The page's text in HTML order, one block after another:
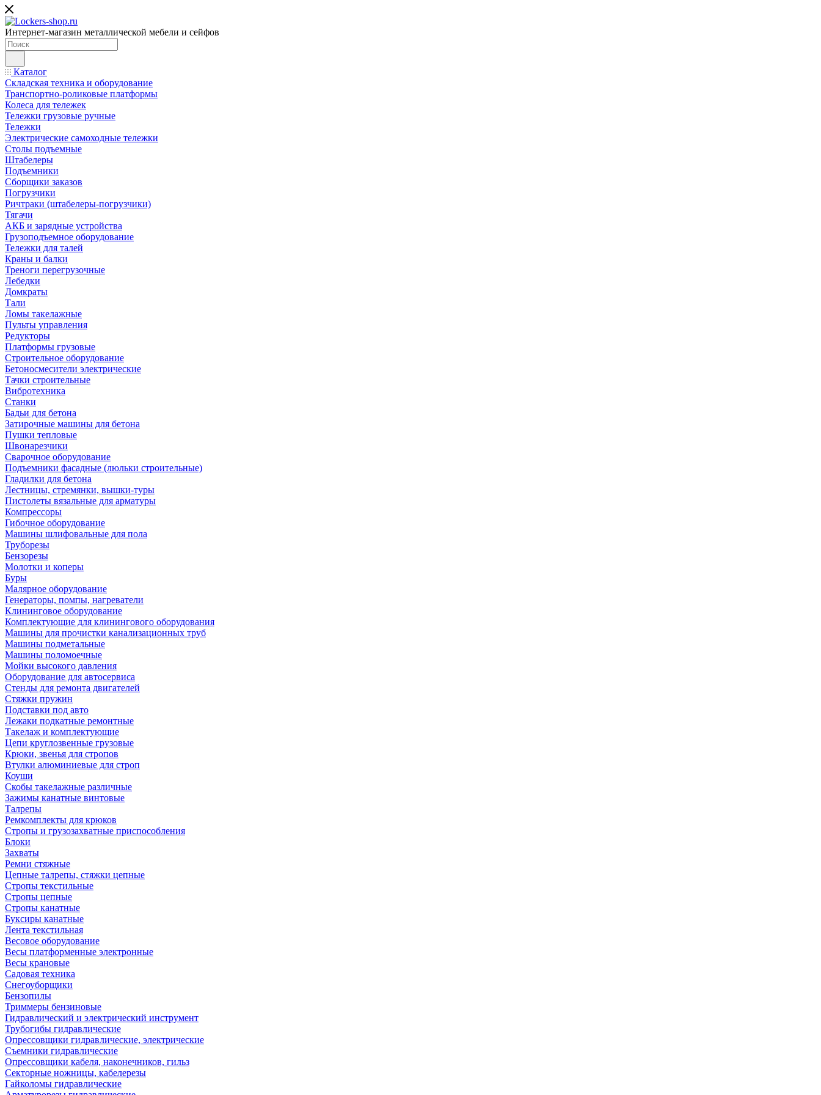
Интернет-магазин металлической мебели и сейфов
Каталог
Складская техника и оборудование
Транспортно-роликовые платформы
Колеса для тележек
Тележки грузовые ручные
Тележки
Электрические самоходные тележки
Столы подъемные
Штабелеры
Подъемники
Сборщики заказов
Погрузчики
Ричтраки (штабелеры-погрузчики)
Тягачи
АКБ и зарядные устройства
Грузоподъемное оборудование
Тележки для талей
Краны и балки
Треноги перегрузочные
Лебедки
Домкраты
Тали
Ломы такелажные
Пульты управления
Редукторы
Платформы грузовые
Строительное оборудование
Бетоносмесители электрические
Тачки строительные
Вибротехника
Станки
Бадьи для бетона
Затирочные машины для бетона
Пушки тепловые
Швонарезчики
Сварочное оборудование
Подъемники фасадные (люльки строительные)
Гладилки для бетона
Лестницы, стремянки, вышки-туры
Пистолеты вязальные для арматуры
Компрессоры
Гибочное оборудование
Машины шлифовальные для пола
Труборезы
Бензорезы
Молотки и коперы
Буры
Малярное оборудование
Генераторы, помпы, нагреватели
Клининговое оборудование
Комплектующие для клинингового оборудования
Машины для прочистки канализационных труб
Машины подметальные
Машины поломоечные
Мойки высокого давления
Оборудование для автосервиса
Стенды для ремонта двигателей
Стяжки пружин
Подставки под авто
Лежаки подкатные ремонтные
Такелаж и комплектующие
Цепи круглозвенные грузовые
Крюки, звенья для стропов
Втулки алюминиевые для строп
Коуши
Скобы такелажные различные
Зажимы канатные винтовые
Талрепы
Ремкомплекты для крюков
Стропы и грузозахватные приспособления
Блоки
Захваты
Ремни стяжные
Цепные талрепы, стяжки цепные
Стропы текстильные
Стропы цепные
Стропы канатные
Буксиры канатные
Лента текстильная
Весовое оборудование
Весы платформенные электронные
Весы крановые
Садовая техника
Снегоуборщики
Бензопилы
Триммеры бензиновые
Гидравлический и электрический инструмент
Трубогибы гидравлические
Опрессовщики гидравлические, электрические
Съемники гидравлические
Опрессовщики кабеля, наконечников, гильз
Секторные ножницы, кабелерезы
Гайколомы гидравлические